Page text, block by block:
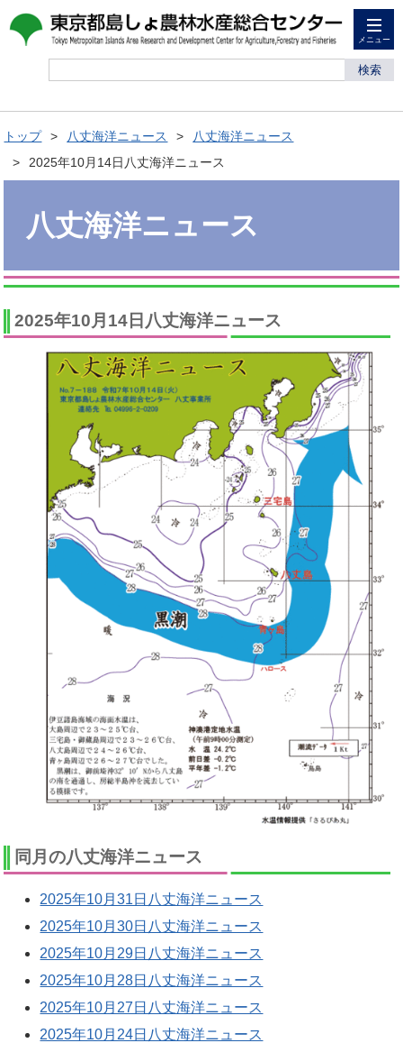
メニュー
検索
トップ 八丈海洋ニュース
八丈海洋ニュース
2025年10月14日八丈海洋ニュース
八丈海洋ニュース
2025年10月14日八丈海洋ニュース
同月の八丈海洋ニュース
2025年10月31日八丈海洋ニュース
2025年10月30日八丈海洋ニュース
2025年10月29日八丈海洋ニュース
2025年10月28日八丈海洋ニュース
2025年10月27日八丈海洋ニュース
2025年10月24日八丈海洋ニュース